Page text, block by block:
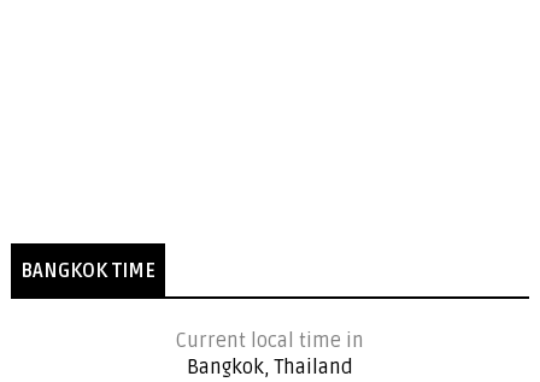
BANGKOK TIME
Current local time in
Bangkok, Thailand